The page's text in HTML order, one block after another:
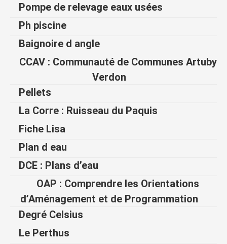
Pompe de relevage eaux usées
Ph piscine
Baignoire d angle
CCAV : Communauté de Communes Artuby
Verdon
Pellets
La Corre : Ruisseau du Paquis
Fiche Lisa
Plan d eau
DCE : Plans d’eau
OAP : Comprendre les Orientations
d’Aménagement et de Programmation
Degré Celsius
Le Perthus